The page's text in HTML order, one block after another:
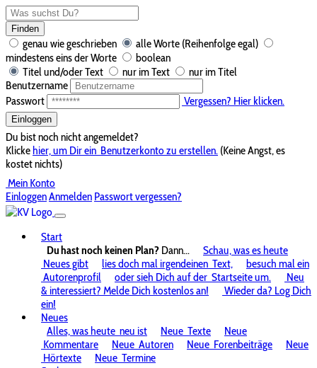
Finden
genau wie geschrieben
alle Worte (Reihenfolge egal)
mindestens eins der Worte
boolean
Titel und/oder Text
nur im Text
nur im Titel
Benutzername
Passwort
Vergessen? Hier klicken.
Einloggen
Du bist noch nicht angemeldet?
Klickehier, um Dir ein Benutzerkonto zu erstellen. (Keine Angst, es
kostet nichts)
Mein Konto
EinloggenAnmelden Passwort vergessen?
Start
Du hast noch keinen Plan? Dann...
Schau, was es heute
Neues gibt
lies doch mal irgendeinen Text,
besuch mal ein
Autorenprofil
oder sieh Dich auf der Startseite um.
Neu
& interessiert? Melde Dich kostenlos an!
Wieder da? Log Dich
ein!
Neues
Alles, was heute neu ist Neue Texte
Neue
Kommentare
Neue Autoren Neue Forenbeiträge
Neue
Hörtexte
Neue Termine